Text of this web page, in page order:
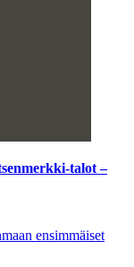
talot –
ensimmäiset